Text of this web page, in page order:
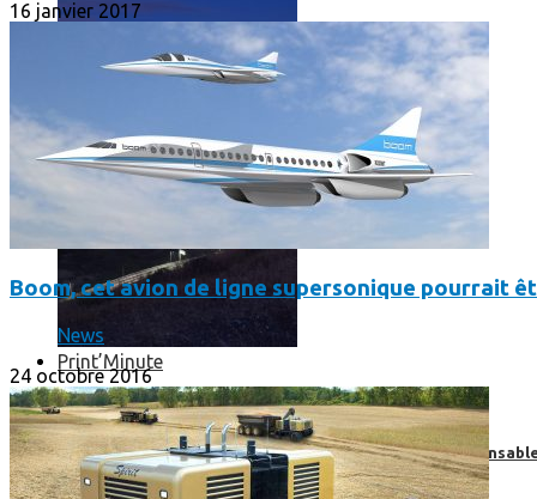
Print’Minute
Print'Minute
Pourquoi les outils de Google sont-ils devenus
16 janvier 2017
Boom, cet avion de ligne supersonique pourrait
News
24 octobre 2016